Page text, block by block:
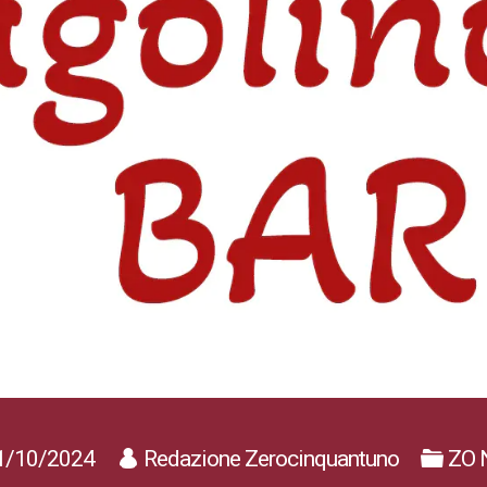
10/2024 Redazione Zerocinquantuno ZO